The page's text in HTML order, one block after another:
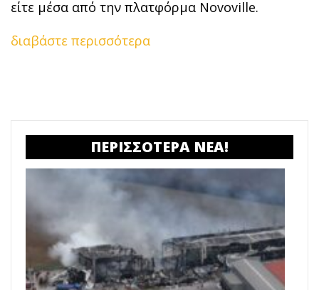
είτε μέσα από την πλατφόρμα Novoville.
διαβάστε περισσότερα
ΠΕΡΙΣΣΟΤΕΡΑ ΝΕΑ!